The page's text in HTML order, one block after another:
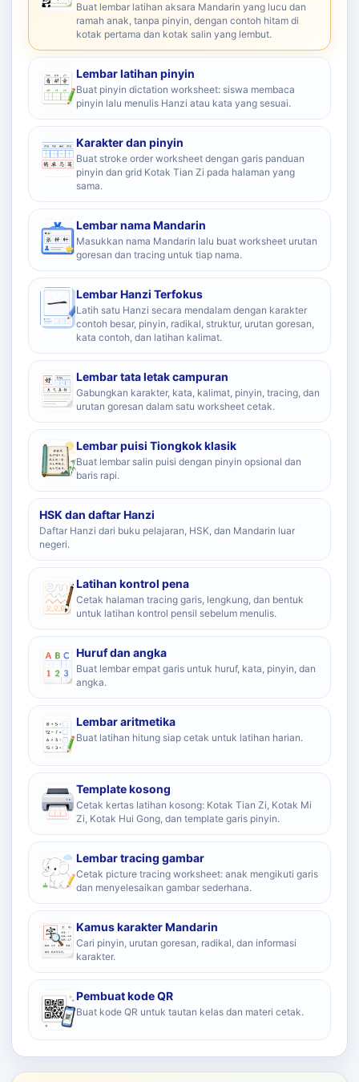
Buat lembar latihan aksara Mandarin yang lucu dan
ramah anak, tanpa pinyin, dengan contoh hitam di
kotak pertama dan kotak salin yang lembut.
Lembar latihan pinyin
Buat pinyin dictation worksheet: siswa membaca
pinyin lalu menulis Hanzi atau kata yang sesuai.
Karakter dan pinyin
Buat stroke order worksheet dengan garis panduan
pinyin dan grid Kotak Tian Zi pada halaman yang
sama.
Lembar nama Mandarin
Masukkan nama Mandarin lalu buat worksheet urutan
goresan dan tracing untuk tiap nama.
Lembar Hanzi Terfokus
Latih satu Hanzi secara mendalam dengan karakter
contoh besar, pinyin, radikal, struktur, urutan goresan,
kata contoh, dan latihan kalimat.
Lembar tata letak campuran
Gabungkan karakter, kata, kalimat, pinyin, tracing, dan
urutan goresan dalam satu worksheet cetak.
Lembar puisi Tiongkok klasik
Buat lembar salin puisi dengan pinyin opsional dan
baris rapi.
HSK dan daftar Hanzi
Daftar Hanzi dari buku pelajaran, HSK, dan Mandarin luar
negeri.
Latihan kontrol pena
Cetak halaman tracing garis, lengkung, dan bentuk
untuk latihan kontrol pensil sebelum menulis.
Huruf dan angka
Buat lembar empat garis untuk huruf, kata, pinyin, dan
angka.
Lembar aritmetika
Buat latihan hitung siap cetak untuk latihan harian.
Template kosong
Cetak kertas latihan kosong: Kotak Tian Zi, Kotak Mi
Zi, Kotak Hui Gong, dan template garis pinyin.
Lembar tracing gambar
Cetak picture tracing worksheet: anak mengikuti garis
dan menyelesaikan gambar sederhana.
Kamus karakter Mandarin
Cari pinyin, urutan goresan, radikal, dan informasi
karakter.
Pembuat kode QR
Buat kode QR untuk tautan kelas dan materi cetak.